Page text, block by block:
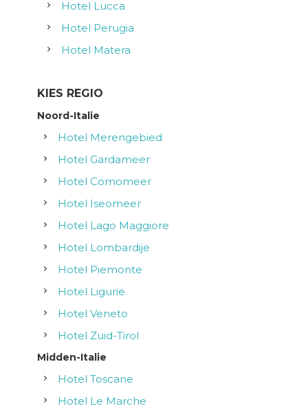
Hotel Lucca
Hotel Perugia
Hotel Matera
KIES REGIO
Noord-Italie
Hotel Merengebied
Hotel Gardameer
Hotel Comomeer
Hotel Iseomeer
Hotel Lago Maggiore
Hotel Lombardije
Hotel Piemonte
Hotel Ligurie
Hotel Veneto
Hotel Zuid-Tirol
Midden-Italie
Hotel Toscane
Hotel Le Marche